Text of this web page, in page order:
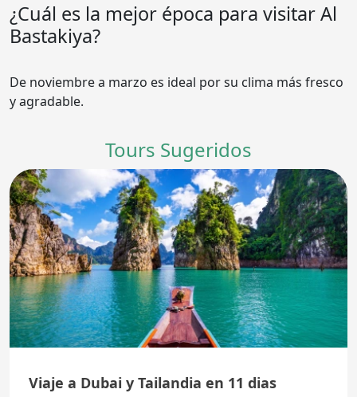
¿Cuál es la mejor época para visitar Al
Bastakiya?
De noviembre a marzo es ideal por su clima más fresco
y agradable.
Tours Sugeridos
Viaje a Dubai y Tailandia en 11 dias